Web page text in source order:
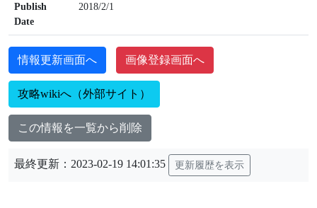
Publish
Date
2018/2/1
情報更新画面へ 画像登録画面へ
攻略wikiへ（外部サイト）
この情報を一覧から削除
最終更新：2023-02-19 14:01:35 更新履歴を表示